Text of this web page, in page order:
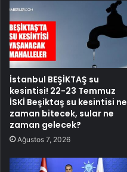
İstanbul BEŞİKTAŞ su
kesintisi! 22-23 Temmuz
İSKİ Beşiktaş su kesintisi ne
zaman bitecek, sular ne
zaman gelecek?
Ağustos 7, 2026